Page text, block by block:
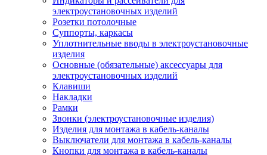
электроустановочных изделий
Розетки потолочные
Суппорты, каркасы
Уплотнительные вводы в электроустановочные
изделия
Основные (обязательные) аксессуары для
электроустановочных изделий
Клавиши
Накладки
Рамки
Звонки (электроустановочные изделия)
Изделия для монтажа в кабель-каналы
Выключатели для монтажа в кабель-каналы
Кнопки для монтажа в кабель-каналы